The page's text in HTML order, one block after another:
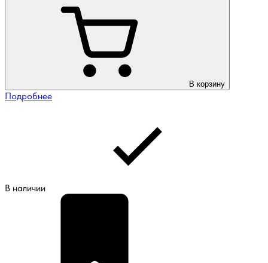
В корзину
Подробнее
В наличии